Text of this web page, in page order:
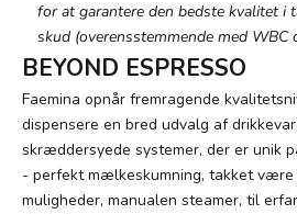
for at garantere den bedste kvalitet i
skud (overensstemmende med WBC
BEYOND ESPRESSO
Faemina opnår fremragende
dispensere en bred udvalg af
skræddersyede systemer, der er unik
- perfekt mælkeskumning, takket
muligheder, manualen steamer, til